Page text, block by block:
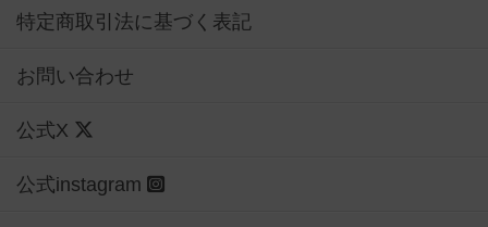
特定商取引法に基づく表記
お問い合わせ
公式X
公式instagram